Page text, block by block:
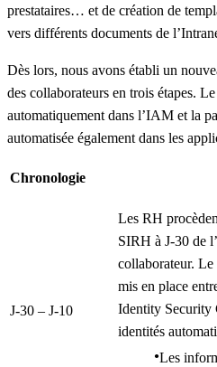
prestataires… et de création de
vers différents documents de
Dès lors, nous avons établi un
des collaborateurs en trois étapes.
automatiquement dans l’IAM et la
automatisée également dans les
Chronologie
J-30 – J-10
Les RH
SIRH à J-30 de
collaborateur. Le
mis en place
Identity Security
identités
Les